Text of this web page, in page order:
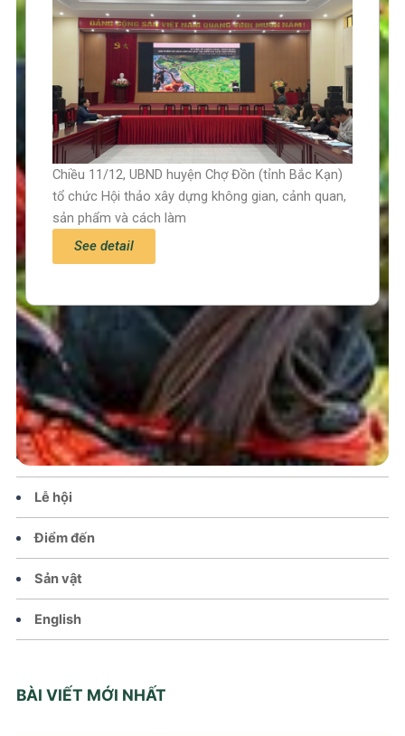
Trang chủ
Tin tức – Sự kiện
Chính sách
Văn hoá – Đời sống
Lễ hội
Điểm đến
Sản vật
English
BÀI VIẾT MỚI NHẤT
Chiều 11/12, UBND huyện Chợ Đồn (tỉnh Bắc Kạn)
tổ chức Hội thảo xây dựng không gian, cảnh quan,
sản phẩm và cách làm
See detail